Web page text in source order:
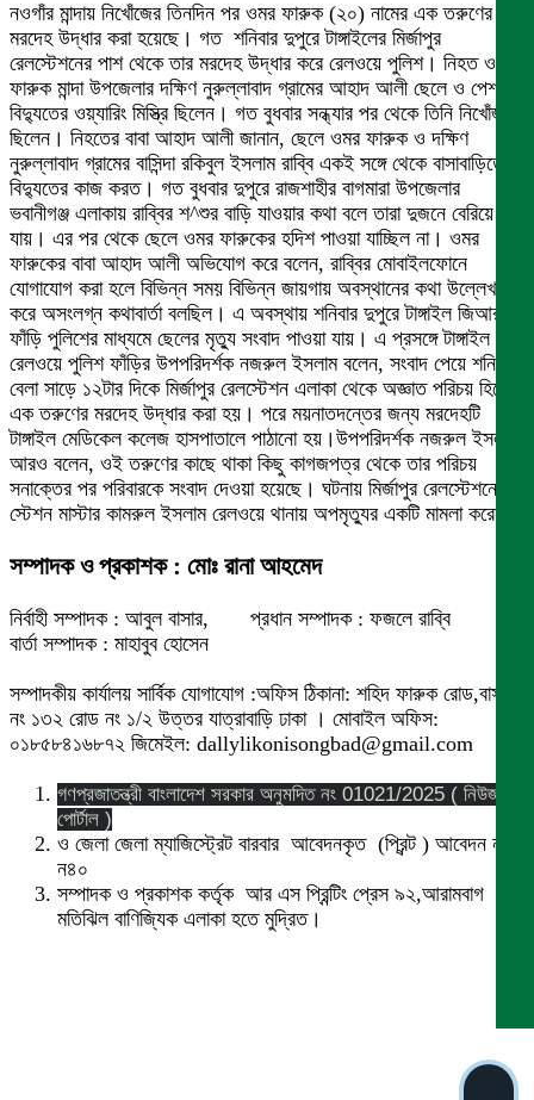
নওগাঁর মান্দায় নিখোঁজের তিনদিন পর ওমর ফারুক (২০) নামের এক তরুণের
মরদেহ উদ্ধার করা হয়েছে। গত শনিবার দুপুরে টাঙ্গাইলের মির্জাপুর
রেলস্টেশনের পাশ থেকে তার মরদেহ উদ্ধার করে রেলওয়ে পুলিশ। নিহত ওমর
ফারুক মান্দা উপজেলার দক্ষিণ নুরুল্লাবাদ গ্রামের আহাদ আলী ছেলে ও পেশায়
বিদ্যুতের ওয়্যারিং মিস্ত্রি ছিলেন। গত বুধবার সন্ধ্যার পর থেকে তিনি নিখোঁজ
ছিলেন। নিহতের বাবা আহাদ আলী জানান, ছেলে ওমর ফারুক ও দক্ষিণ
নুরুল্লাবাদ গ্রামের বাসিন্দা রকিবুল ইসলাম রাব্বি একই সঙ্গে থেকে বাসাবাড়িতে
বিদ্যুতের কাজ করত। গত বুধবার দুপুরে রাজশাহীর বাগমারা উপজেলার
ভবানীগঞ্জ এলাকায় রাব্বির শ^শুর বাড়ি যাওয়ার কথা বলে তারা দুজনে বেরিয়ে
যায়। এর পর থেকে ছেলে ওমর ফারুকের হদিশ পাওয়া যাচ্ছিল না। ওমর
ফারুকের বাবা আহাদ আলী অভিযোগ করে বলেন, রাব্বির মোবাইলফোনে
যোগাযোগ করা হলে বিভিন্ন সময় বিভিন্ন জায়গায় অবস্থানের কথা উল্লেখ
করে অসংলগ্ন কথাবার্তা বলছিল। এ অবস্থায় শনিবার দুপুরে টাঙ্গাইল জিআরপি
ফাঁড়ি পুলিশের মাধ্যমে ছেলের মৃত্যু সংবাদ পাওয়া যায়। এ প্রসঙ্গে টাঙ্গাইল
রেলওয়ে পুলিশ ফাঁড়ির উপপরিদর্শক নজরুল ইসলাম বলেন, সংবাদ পেয়ে শনিবার
বেলা সাড়ে ১২টার দিকে মির্জাপুর রেলস্টেশন এলাকা থেকে অজ্ঞাত পরিচয় হিসেবে
এক তরুণের মরদেহ উদ্ধার করা হয়। পরে ময়নাতদন্তের জন্য মরদেহটি
টাঙ্গাইল মেডিকেল কলেজ হাসপাতালে পাঠানো হয়।উপপরিদর্শক নজরুল ইসলাম
আরও বলেন, ওই তরুণের কাছে থাকা কিছু কাগজপত্র থেকে তার পরিচয়
সনাক্তের পর পরিবারকে সংবাদ দেওয়া হয়েছে। ঘটনায় মির্জাপুর রেলস্টেশনের
স্টেশন মাস্টার কামরুল ইসলাম রেলওয়ে থানায় অপমৃত্যুর একটি মামলা করেন।
সম্পাদক ও প্রকাশক : মোঃ রানা আহমেদ
নির্বাহী সম্পাদক : আবুল বাসার, প্রধান সম্পাদক : ফজলে রাব্বি
বার্তা সম্পাদক : মাহাবুব হোসেন
সম্পাদকীয় কার্যালয় সার্বিক যোগাযোগ :অফিস ঠিকানা: শহিদ ফারুক রোড,বাসা
নং ১৩২ রোড নং ১/২ উত্তর যাত্রাবাড়ি ঢাকা । মোবাইল অফিস:
০১৮৫৮৪১৬৮৭২ জিমেইল: dallylikonisongbad@gmail.com
গণপ্রজাতন্ত্রী বাংলাদেশ সরকার অনুমদিত নং 01021/2025 ( নিউজ
পোর্টাল )
ও জেলা জেলা ম্যাজিস্ট্রেট বারবার আবেদনকৃত (প্রিন্ট ) আবেদন নং
ন৪০
সম্পাদক ও প্রকাশক কর্তৃক আর এস প্রিন্টিং প্রেস ৯২,আরামবাগ
মতিঝিল বাণিজ্যিক এলাকা হতে মুদ্রিত।